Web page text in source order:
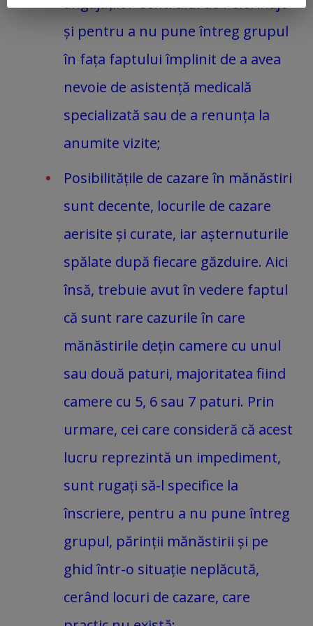
și pentru a nu pune întreg grupul
în fața faptului împlinit de a avea
nevoie de asistență medicală
specializată sau de a renunța la
anumite vizite;
Posibilitățile de cazare în mănăstiri
sunt decente, locurile de cazare
aerisite și curate, iar așternuturile
spălate după fiecare găzduire. Aici
însă, trebuie avut în vedere faptul
că sunt rare cazurile în care
mănăstirile dețin camere cu unul
sau două paturi, majoritatea fiind
camere cu 5, 6 sau 7 paturi. Prin
urmare, cei care consideră că acest
lucru reprezintă un impediment,
sunt rugați să-l specifice la
înscriere, pentru a nu pune întreg
grupul, părinții mănăstirii și pe
ghid într-o situație neplăcută,
cerând locuri de cazare, care